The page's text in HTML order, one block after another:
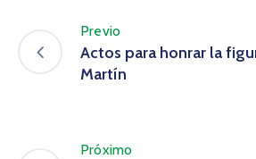
Previo
Actos para honrar la
Martín
Próximo